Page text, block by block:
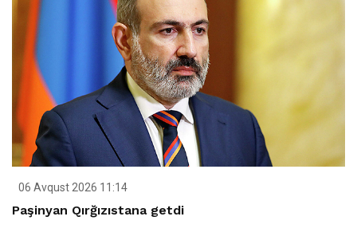
06 Avqust 2026 11:14
Paşinyan Qırğızıstana getdi